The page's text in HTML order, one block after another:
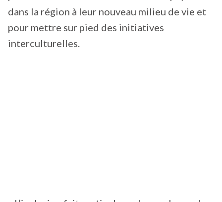
dans la région à leur nouveau milieu de vie et
pour mettre sur pied des initiatives
interculturelles.